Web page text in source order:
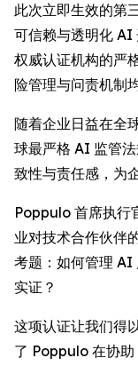
此次立即生效的第
可信赖与透明化 AI
权威认证机构的严
险管理与问责机制
随着企业日益在全
球最严格 AI 监管
致性与责任感，为
Poppulo 首席执行
业对技术合作伙伴
考题：如何管理 AI
实证？
这项认证让我们得
了 Poppulo 在协